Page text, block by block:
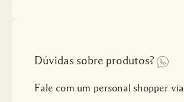
Dúvidas sobre produtos?
Fale com um personal shopper